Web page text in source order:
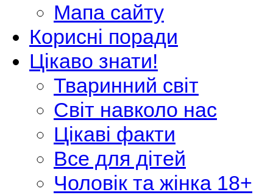
Мапа сайту
Корисні поради
Цікаво знати!
Тваринний світ
Світ навколо нас
Цікаві факти
Все для дітей
Чоловік та жінка 18+